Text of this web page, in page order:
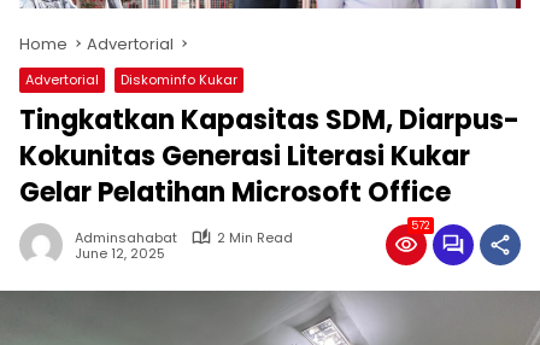
Home Advertorial
Advertorial Diskominfo Kukar
Tingkatkan Kapasitas SDM, Diarpus-
Kokunitas Generasi Literasi Kukar
Gelar Pelatihan Microsoft Office
Adminsahabat
2 Min Read
June 12, 2025
572